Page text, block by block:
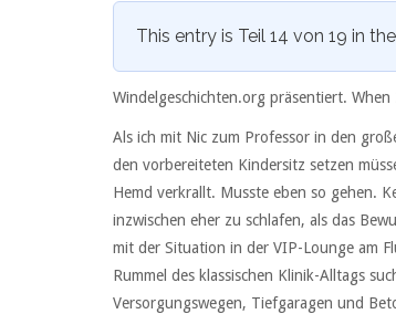
This entry is Teil 14 von 19 in
Windelgeschichten.org präsentiert. When
Als ich mit Nic zum Professor in den
den vorbereiteten Kindersitz setzen
Hemd verkrallt. Musste eben so gehen.
inzwischen eher zu schlafen, als das
mit der Situation in der VIP-Lounge am
Rummel des klassischen Klinik-Alltags
Versorgungswegen, Tiefgaragen und